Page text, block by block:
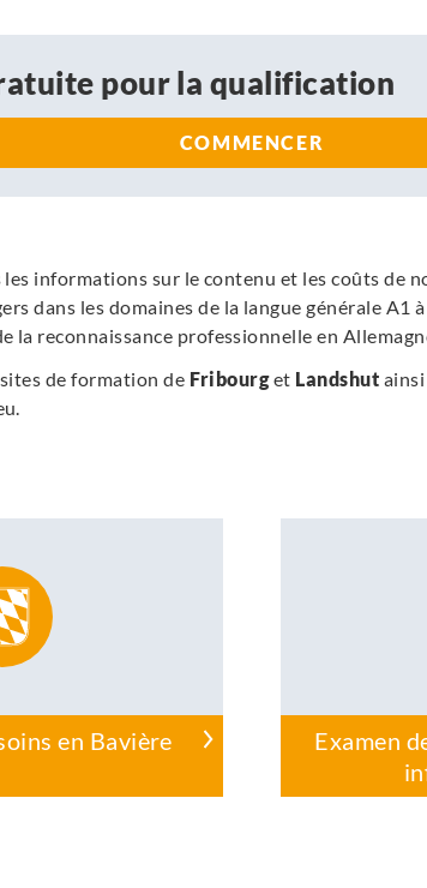
pour la qualification
COMMENCER
informations sur le contenu et les coûts de
dans les domaines de la langue générale A1
la reconnaissance professionnelle en
de formation de Fribourget Landshut
en Bavière
Examen